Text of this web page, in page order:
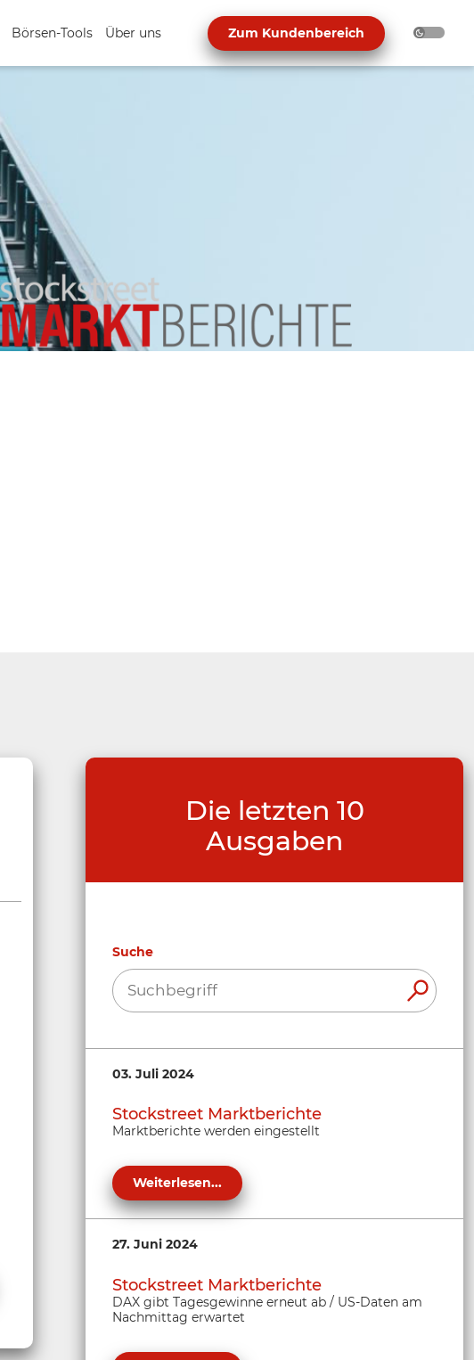
Börsen-Tools Über uns Zum Kundenbereich
Die letzten 10
Ausgaben
Suche
03. Juli 2024
Stockstreet Marktberichte
Marktberichte werden eingestellt
Weiterlesen...
27. Juni 2024
Stockstreet Marktberichte
DAX gibt Tagesgewinne erneut ab / US-Daten am
Nachmittag erwartet